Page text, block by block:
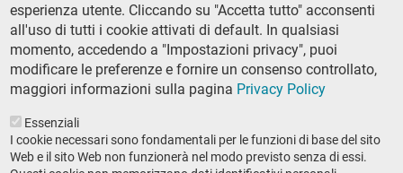
esperienza utente. Cliccando su "Accetta tutto" acconsenti
all'uso di tutti i cookie attivati di default. In qualsiasi
momento, accedendo a "Impostazioni privacy", puoi
modificare le preferenze e fornire un consenso controllato,
maggiori informazioni sulla pagina Privacy Policy
Essenziali
I cookie necessari sono fondamentali per le funzioni di base del sito
Web e il sito Web non funzionerà nel modo previsto senza di essi.
Ufficio comunicazione
Addetto stampa
URP - Ufficio relazioni con il pubblico